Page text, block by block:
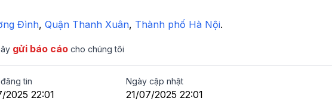
Đình, Quận Thanh Xuân, Thành phố Hà Nội.
gửi báo cáo cho chúng tôi
tin
2025 22:01
Ngày cập nhật
21/07/2025 22:01